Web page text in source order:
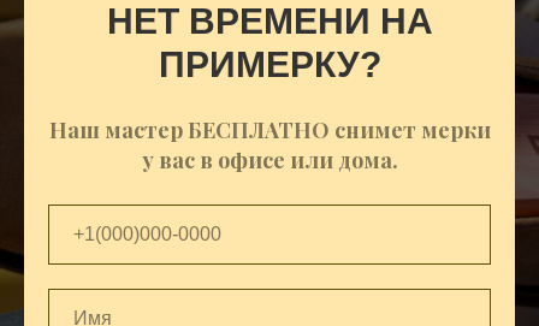
НЕТ ВРЕМЕНИ НА
ПРИМЕРКУ?
Наш мастер БЕСПЛАТНО снимет мерки
у вас в офисе или дома.